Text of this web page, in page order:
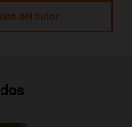
del autor